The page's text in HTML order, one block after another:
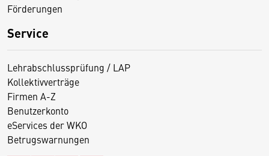
Förderungen
Service
Lehrabschlussprüfung / LAP
Kollektivverträge
Firmen A-Z
Benutzerkonto
eServices der WKO
Betrugswarnungen